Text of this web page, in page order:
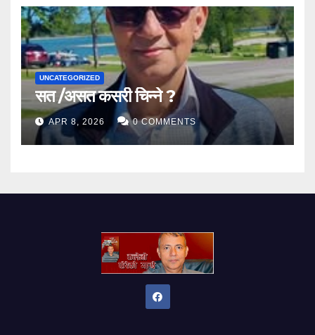
UNCATEGORIZED
सत /असत कसरी चिन्ने ?
APR 8, 2026 0 COMMENTS